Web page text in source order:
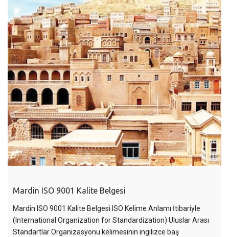
Mardin ISO 9001 Kalite Belgesi
Mardin ISO 9001 Kalite Belgesi ISO Kelime Anlamı İtibariyle
(International Organization for Standardization) Uluslar Arası
Standartlar Organizasyonu kelimesinin ingilizce baş